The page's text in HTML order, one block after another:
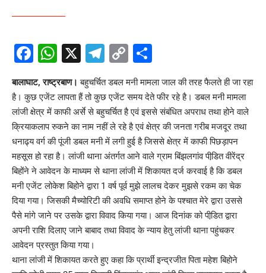
Facebook
WhatsApp
X Telegram
Copy
Link
बालाघाट, राष्ट्रबाण। बहुचर्चित डबल मनी मामला जाल की तरह फैलते ही जा रहा
है। कुछ एजेंट लापता हैं तो कुछ एजेंट समय देते फीर रहे है। डबल मनी मामला
लांजी क्षेत्र में काफी अर्से से बहुचर्चित है एवं इससे संबंधित अपराध तथा होने वाले
क्रियाकलाप रुकने का नाम नहीं ले रहे है एवं क्षेत्र की जनता गरीब मजदूर तथा
धनाढ्य वर्ग की पूंजी डबल मनी में लगी हुई है जिससे क्षेत्र में काफी पिछड़ापन
महसूस हो रहा है। लांजी थाना अंतर्गत आने वाले ग्राम बिंझलगांव पीडि़त वीरेंद्र
बिहोंने ने आवेदन के माध्यम से थाना लांजी में शिकायत दर्ज करवाई है कि डबल
मनी एजेंट लोकेश बिहोने द्वारा 1 वर्ष पूर्व मुझे लालच देकर मुझसे रकम का चेक
दिया गया। जिसकी मैच्योरिटी की अवधि समाप्त होने के पश्चात मेरे द्वारा उससे
पैसे मांगे जाने पर उसके द्वारा विवाद किया गया। आज दिनांक को पीडि़त द्वारा
अपनी राशि दिलाए जाने बाबाद तथा विवाद के न्याय हेतु लांजी थाना पहुंचकर
आवेदन प्रस्तुत किया गया।
थाना लांजी में शिकायत करते हुए कहा कि प्रार्थी इन्द्रजीत पिता महेश बिहोने